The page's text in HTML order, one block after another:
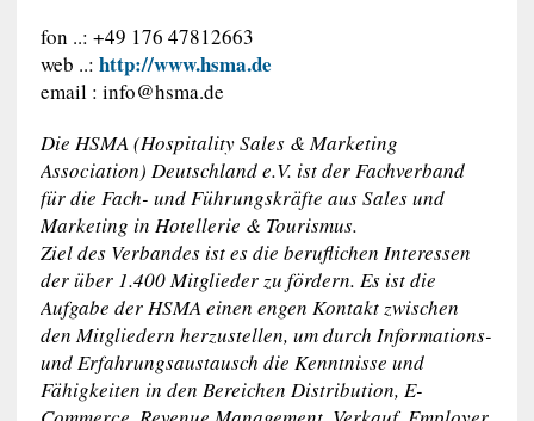
fon ..: +49 176 47812663
web ..: http://www.hsma.de
email : info@hsma.de
Die HSMA (Hospitality Sales & Marketing
Association) Deutschland e.V. ist der Fachverband
für die Fach- und Führungskräfte aus Sales und
Marketing in Hotellerie & Tourismus.
Ziel des Verbandes ist es die beruflichen Interessen
der über 1.400 Mitglieder zu fördern. Es ist die
Aufgabe der HSMA einen engen Kontakt zwischen
den Mitgliedern herzustellen, um durch Informations-
und Erfahrungsaustausch die Kenntnisse und
Fähigkeiten in den Bereichen Distribution, E-